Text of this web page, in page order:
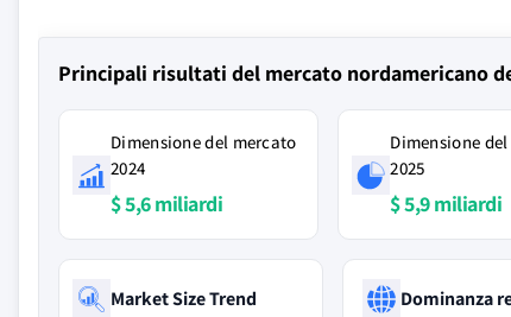
Principali risultati del mercato nordamericano
Dimensione del mercato
2024
$ 5,6 miliardi
Dimensione
2025
$ 5,9 miliardi
Market Size Trend
Dominanza